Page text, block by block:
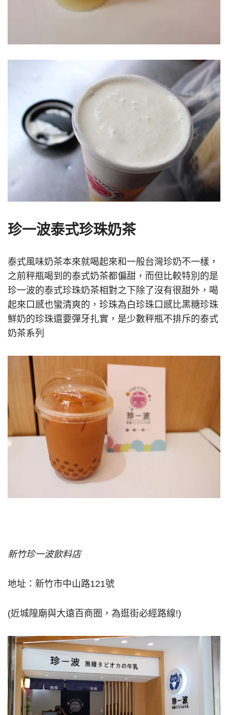
珍一波泰式珍珠奶茶
泰式風味奶茶本來就喝起來和一般台灣珍奶不一樣，
之前秤瓶喝到的泰式奶茶都偏甜，而但比較特別的是
珍一波的泰式珍珠奶茶相對之下除了沒有很甜外，喝
起來口感也蠻清爽的，珍珠為白珍珠口感比黑糖珍珠
鮮奶的珍珠還要彈牙扎實，是少數秤瓶不排斥的泰式
奶茶系列
新竹珍一波飲料店
地址：新竹市中山路121號
(近城隍廟與大遠百商圈，為逛街必經路線!)